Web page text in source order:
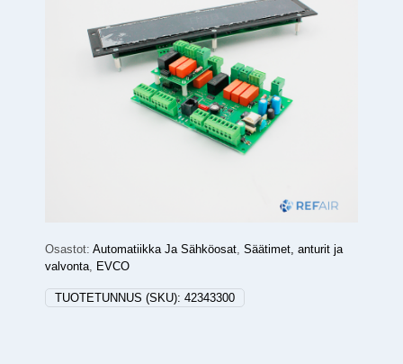
Osastot: Automatiikka Ja Sähköosat, Säätimet, anturit ja
valvonta, EVCO
TUOTETUNNUS (SKU): 42343300